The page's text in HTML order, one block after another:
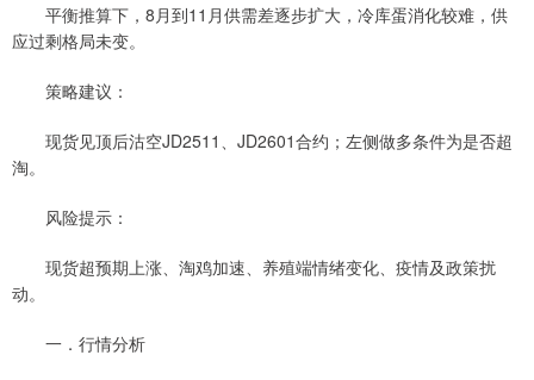
平衡推算下，8月到11月供需差逐步扩大，冷库蛋消化较难，供
应过剩格局未变。
策略建议：
现货见顶后沽空JD2511、JD2601合约；左侧做多条件为是否超
淘。
风险提示：
现货超预期上涨、淘鸡加速、养殖端情绪变化、疫情及政策扰
动。
一．行情分析